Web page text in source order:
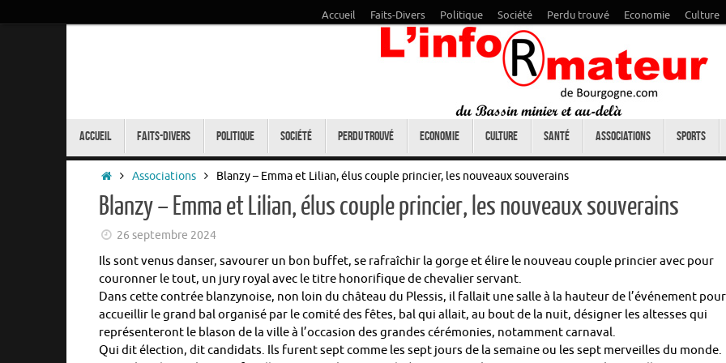
Accueil Faits-Divers Politique Société Perdu trouvé Economie Culture
Accueil Faits-Divers Politique Société Perdu trouvé Economie Culture Santé Associations Sports
Accueil
Associations Blanzy – Emma et Lilian, élus couple princier, les nouveaux souverains
Blanzy – Emma et Lilian, élus couple princier, les nouveaux souverains
26 septembre 2024
Ils sont venus danser, savourer un bon buffet, se rafraîchir la gorge et élire le nouveau couple princier avec pour
couronner le tout, un jury royal avec le titre honorifique de chevalier servant.
Dans cette contrée blanzynoise, non loin du château du Plessis, il fallait une salle à la hauteur de l’événement pour
accueillir le grand bal organisé par le comité des fêtes, bal qui allait, au bout de la nuit, désigner les altesses qui
représenteront le blason de la ville à l’occasion des grandes cérémonies, notamment carnaval.
Qui dit élection, dit candidats. Ils furent sept comme les sept jours de la semaine ou les sept merveilles du monde.